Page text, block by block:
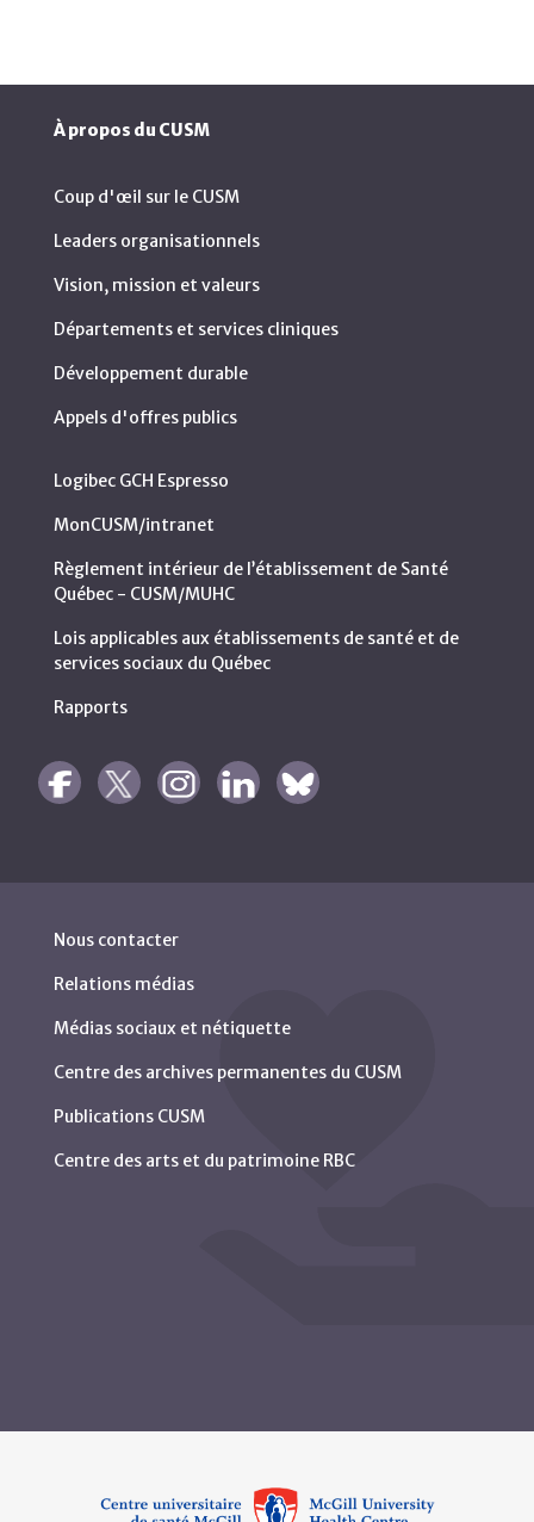
À propos du CUSM
Coup d'œil sur le CUSM
Leaders organisationnels
Vision, mission et valeurs
Départements et services cliniques
Développement durable
Appels d'offres publics
Logibec GCH Espresso
MonCUSM/intranet
Règlement intérieur de l’établissement de Santé
Québec - CUSM/MUHC
Lois applicables aux établissements de santé et de
services sociaux du Québec
Rapports
Nous contacter
Relations médias
Médias sociaux et nétiquette
Centre des archives permanentes du CUSM
Publications CUSM
Centre des arts et du patrimoine RBC